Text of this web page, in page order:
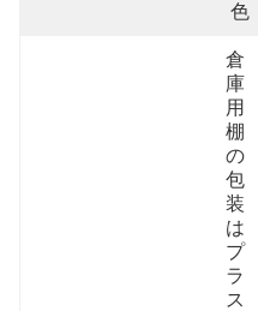
色
倉
庫
用
棚
の
包
装
は
プ
ラ
ス